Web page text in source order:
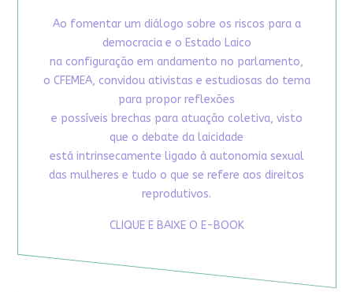
Ao fomentar um diálogo sobre os riscos para a
democracia e o Estado Laico
na configuração em andamento no parlamento,
o CFEMEA, convidou ativistas e estudiosas do tema
para propor reflexões
e possíveis brechas para atuação coletiva, visto
que o debate da laicidade
está intrinsecamente ligado à autonomia sexual
das mulheres e tudo o que se refere aos direitos
reprodutivos.
CLIQUE E BAIXE O E-BOOK